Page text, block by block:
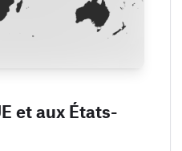
et aux États-